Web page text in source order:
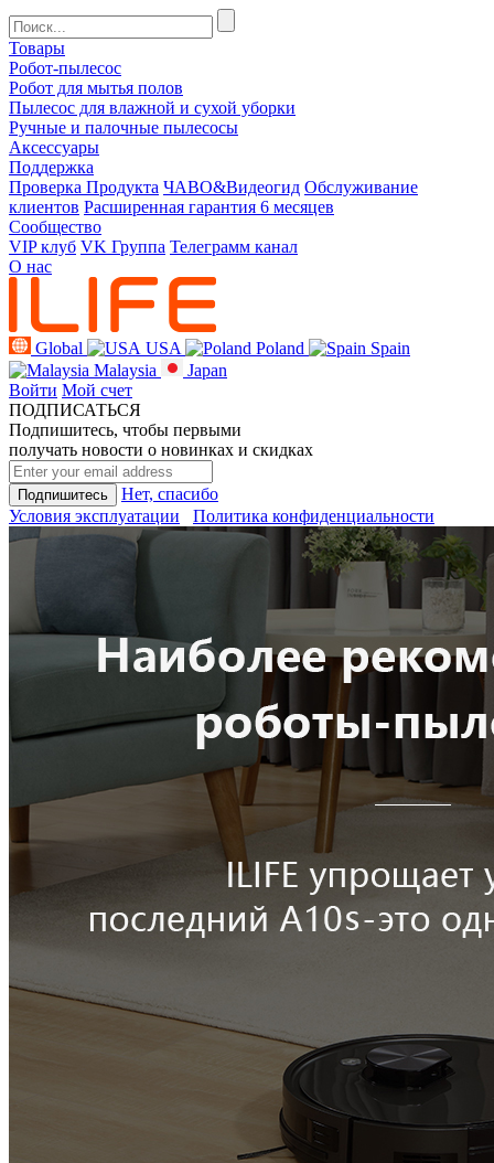
Товары
Робот-пылесос
Робот для мытья полов
Пылесос для влажной и сухой уборки
Ручные и палочные пылесосы
Аксессуары
Поддержка
Проверка Продукта ЧАВО&Видеогид Обслуживание
клиентов Расширенная гарантия 6 месяцев
Сообщество
VIP клуб VK Группа Телеграмм канал
О нас
Global USA Poland
Spain
Malaysia
Japan
Войти Мой счет
ПОДПИСАТЬСЯ
Подпишитесь, чтобы первыми
получать новости о новинках и скидках
Нет, спасибо
Условия эксплуатации
Политика конфиденциальности